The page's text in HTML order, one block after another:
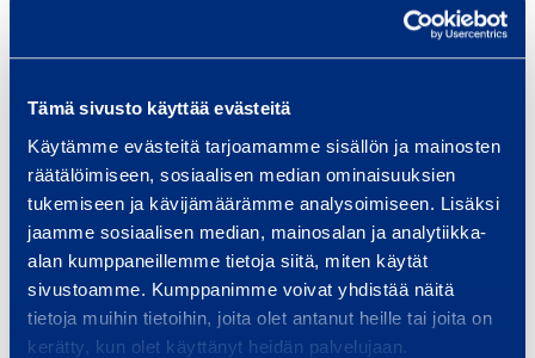
Tämä sivusto käyttää evästeitä
Käytämme evästeitä tarjoamamme sisällön ja mainosten
räätälöimiseen, sosiaalisen median ominaisuuksien
tukemiseen ja kävijämäärämme analysoimiseen. Lisäksi
jaamme sosiaalisen median, mainosalan ja analytiikka-
alan kumppaneillemme tietoja siitä, miten käytät
sivustoamme. Kumppanimme voivat yhdistää näitä
tietoja muihin tietoihin, joita olet antanut heille tai joita on
kerätty, kun olet käyttänyt heidän palvelujaan.
m
P
2
4
We provide infrastructure
construction equipment and
services, whether your project is
a bridge, tunnel, railway…
Read more
and